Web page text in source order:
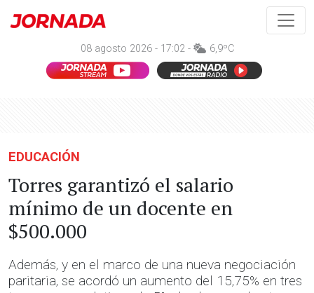
08 agosto 2026 - 17:02 - 6,9ºC
EDUCACIÓN
Torres garantizó el salario
mínimo de un docente en
$500.000
Además, y en el marco de una nueva negociación
paritaria, se acordó un aumento del 15,75% en tres